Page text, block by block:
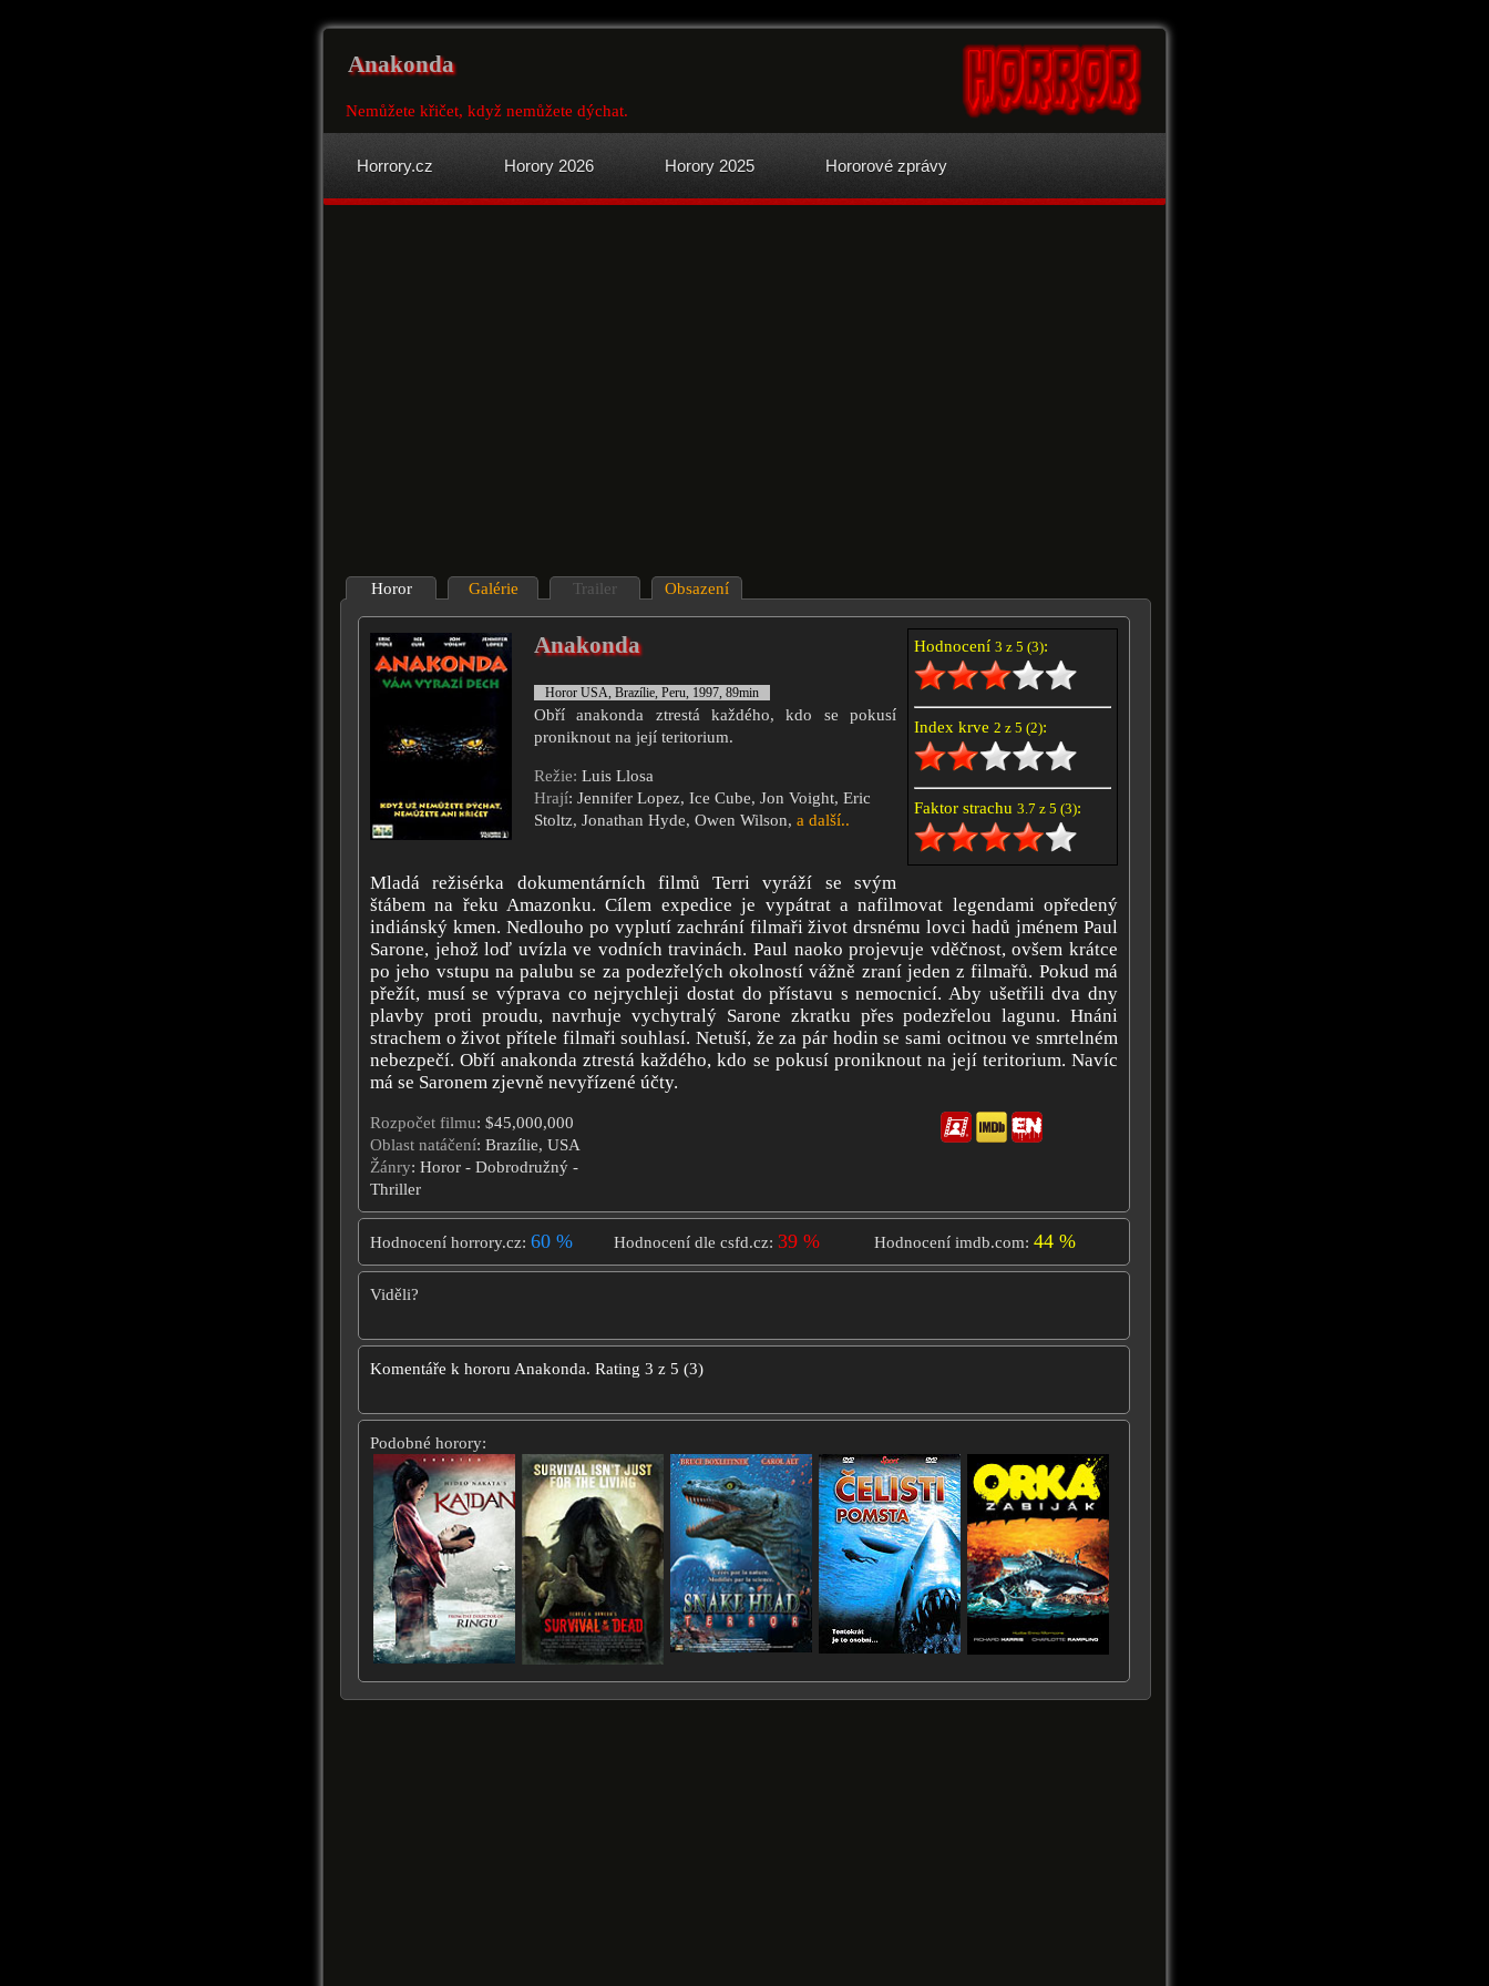
Anakonda
Nemůžete křičet, když nemůžete dýchat.
Horrory.cz Horory 2026 Horory 2025 Hororové zprávy
Horor Galérie Trailer Obsazení
Hodnocení 3 z 5 (3):
Index krve 2 z 5 (2):
Faktor strachu 3.7 z 5 (3):
Anakonda
Horor USA, Brazílie, Peru, 1997, 89min
Obří anakonda ztrestá každého, kdo se pokusí
proniknout na její teritorium.
Režie: Luis Llosa
Hrají: Jennifer Lopez, Ice Cube, Jon Voight, Eric
Stoltz, Jonathan Hyde, Owen Wilson, a další..
Mladá režisérka dokumentárních filmů Terri vyráží se svým
štábem na řeku Amazonku. Cílem expedice je vypátrat a nafilmovat legendami opředený
indiánský kmen. Nedlouho po vyplutí zachrání filmaři život drsnému lovci hadů jménem Paul
Sarone, jehož loď uvízla ve vodních travinách. Paul naoko projevuje vděčnost, ovšem krátce
po jeho vstupu na palubu se za podezřelých okolností vážně zraní jeden z filmařů. Pokud má
přežít, musí se výprava co nejrychleji dostat do přístavu s nemocnicí. Aby ušetřili dva dny
plavby proti proudu, navrhuje vychytralý Sarone zkratku přes podezřelou lagunu. Hnáni
strachem o život přítele filmaři souhlasí. Netuší, že za pár hodin se sami ocitnou ve smrtelném
nebezpečí. Obří anakonda ztrestá každého, kdo se pokusí proniknout na její teritorium. Navíc
má se Saronem zjevně nevyřízené účty.
Rozpočet filmu: $45,000,000
Oblast natáčení: Brazílie, USA
Žánry: Horor - Dobrodružný -
Thriller
Hodnocení horrory.cz: 60 % Hodnocení dle csfd.cz: 39 % Hodnocení imdb.com: 44 %
Viděli?
Komentáře k hororu Anakonda. Rating 3 z 5 (3)
Podobné horory: